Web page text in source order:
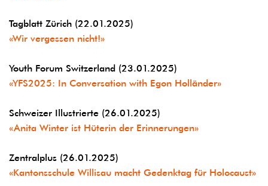
Tagblatt Zürich (22.01.2025)
«Wir vergessen nicht!»
Youth Forum Switzerland (23.01.2025)
«YFS2025: In Conversation with Egon Holländer»
Schweizer Illustrierte (26.01.2025)
«Anita Winter ist Hüterin der Erinnerungen»
Zentralplus (26.01.2025)
«Kantonsschule Willisau macht Gedenktag für Holocaust»